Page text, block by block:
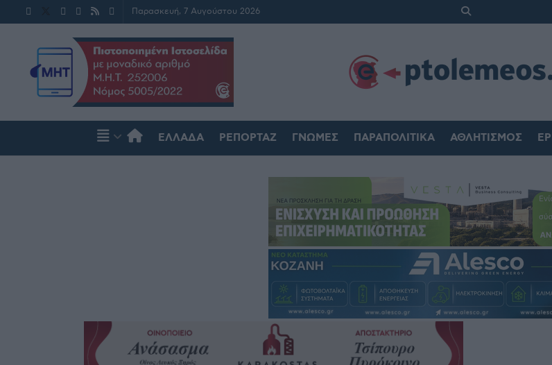
Παρασκευή, 7 Αυγούστου 2026
ΕΛΛΆΔΑ ΡΕΠΟΡΤΆΖ ΓΝΏΜΕΣ ΠΑΡΑΠΟΛΙΤΙΚΆ ΑΘΛΗΤΙΣΜΌΣ